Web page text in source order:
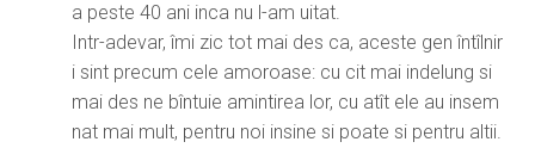
a peste 40 ani inca nu l-am uitat.
Intr-adevar, îmi zic tot mai des ca, aceste gen întîlnir
i sint precum cele amoroase: cu cit mai indelung si
mai des ne bîntuie amintirea lor, cu atît ele au insem
nat mai mult, pentru noi insine si poate si pentru altii.